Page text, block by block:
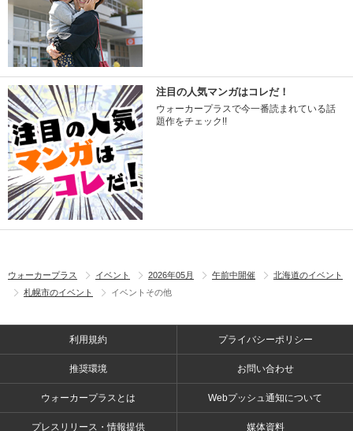
注目の人気マンガはコレだ！
ウォーカープラスで今一番読まれている話
題作をチェック!!
ウォーカープラス イベント 2026年05月 午前中開催
北海道のイベント
札幌市のイベント
イベントその他
利用規約 プライバシーポリシー
推奨環境 お問い合わせ
ウォーカープラスとは Webプッシュ通知について
プレスリリース・情報提供 媒体資料